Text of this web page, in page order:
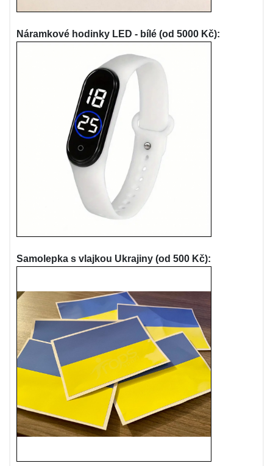
Náramkové hodinky LED - bílé (od 5000 Kč):
Samolepka s vlajkou Ukrajiny (od 500 Kč):